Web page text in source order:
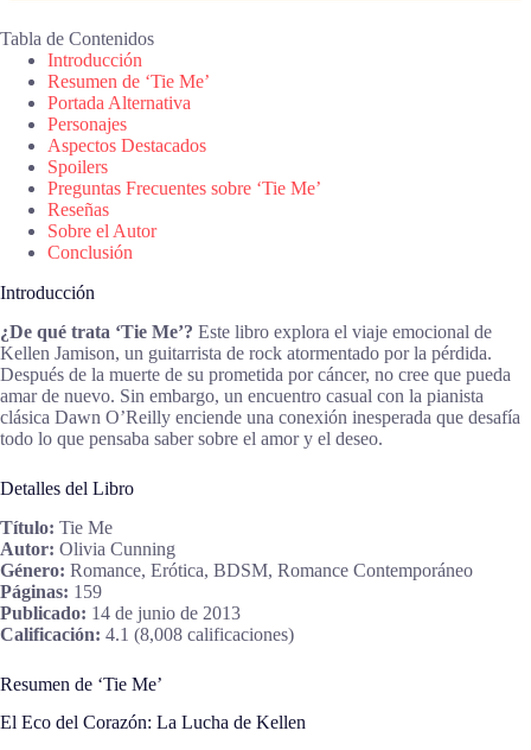
Tabla de Contenidos
Introducción
Resumen de ‘Tie Me’
Portada Alternativa
Personajes
Aspectos Destacados
Spoilers
Preguntas Frecuentes sobre ‘Tie Me’
Reseñas
Sobre el Autor
Conclusión
Introducción
¿De qué trata ‘Tie Me’? Este libro explora el viaje emocional de
Kellen Jamison, un guitarrista de rock atormentado por la pérdida.
Después de la muerte de su prometida por cáncer, no cree que pueda
amar de nuevo. Sin embargo, un encuentro casual con la pianista
clásica Dawn O’Reilly enciende una conexión inesperada que desafía
todo lo que pensaba saber sobre el amor y el deseo.
Detalles del Libro
Título: Tie Me
Autor: Olivia Cunning
Género: Romance, Erótica, BDSM, Romance Contemporáneo
Páginas: 159
Publicado: 14 de junio de 2013
Calificación: 4.1 (8,008 calificaciones)
Resumen de ‘Tie Me’
El Eco del Corazón: La Lucha de Kellen